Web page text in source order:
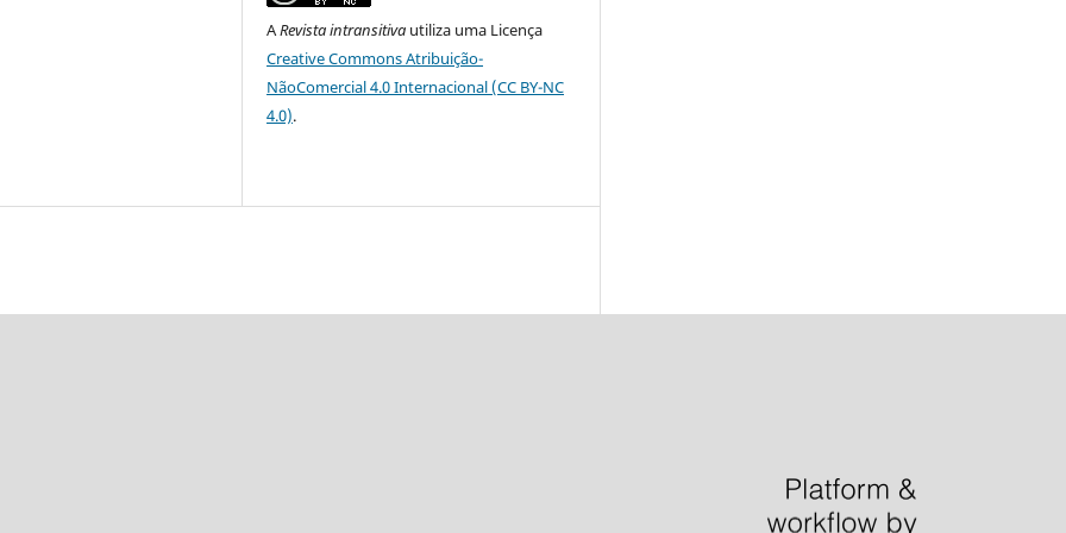
ARevista intransitiva utiliza uma Licença
Creative Commons Atribuição-
NãoComercial 4.0 Internacional (CC BY-NC
4.0).